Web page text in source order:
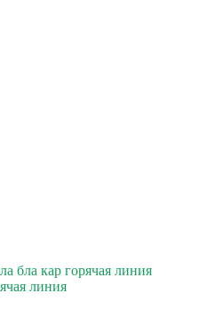
бла кар горячая линия
линия